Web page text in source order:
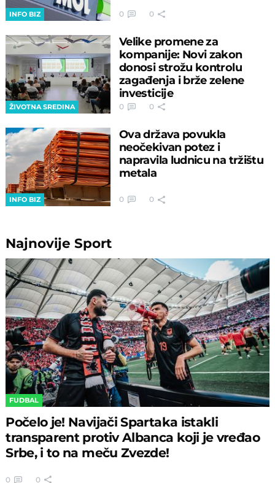
INFO BIZ 0 0
ŽIVOTNA SREDINA
Velike promene za
kompanije: Novi zakon
donosi strožu kontrolu
zagađenja i brže zelene
investicije
0 0
INFO BIZ
Ova država povukla
neočekivan potez i
napravila ludnicu na tržištu
metala
0 0
NajnovijeSport
FUDBAL
Počelo je! Navijači Spartaka istakli
transparent protiv Albanca koji je vređao
Srbe, i to na meču Zvezde!
0 0